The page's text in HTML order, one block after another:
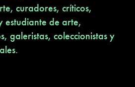
curadores, críticos,
estudiante de arte,
galeristas, coleccionistas y